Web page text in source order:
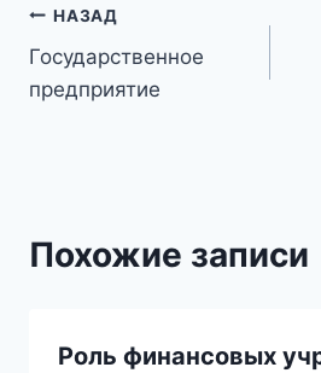
Навигация
по
НАЗАД
Государственное
предприятие
Похожие записи
Роль финансовых